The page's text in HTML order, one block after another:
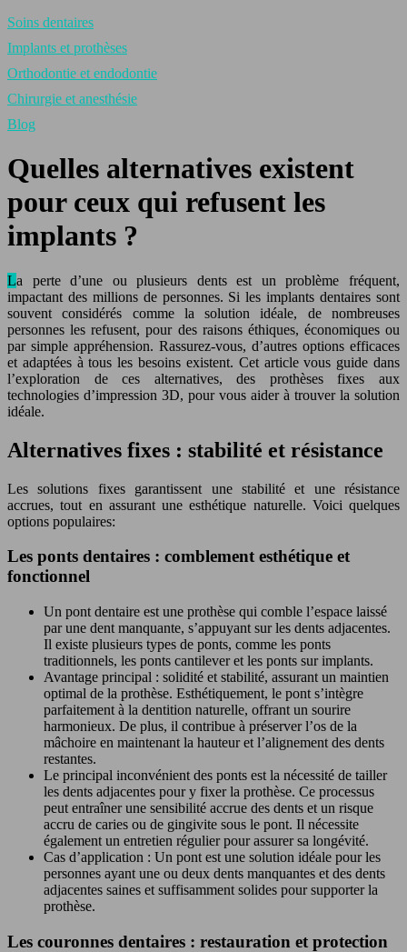
Soins dentaires
Implants et prothèses
Orthodontie et endodontie
Chirurgie et anesthésie
Blog
Quelles alternatives existent
pour ceux qui refusent les
implants ?
La perte d’une ou plusieurs dents est un problème fréquent,
impactant des millions de personnes. Si les implants dentaires sont
souvent considérés comme la solution idéale, de nombreuses
personnes les refusent, pour des raisons éthiques, économiques ou
par simple appréhension. Rassurez-vous, d’autres options efficaces
et adaptées à tous les besoins existent. Cet article vous guide dans
l’exploration de ces alternatives, des prothèses fixes aux
technologies d’impression 3D, pour vous aider à trouver la solution
idéale.
Alternatives fixes : stabilité et résistance
Les solutions fixes garantissent une stabilité et une résistance
accrues, tout en assurant une esthétique naturelle. Voici quelques
options populaires:
Les ponts dentaires : comblement esthétique et
fonctionnel
Un pont dentaire est une prothèse qui comble l’espace laissé
par une dent manquante, s’appuyant sur les dents adjacentes.
Il existe plusieurs types de ponts, comme les ponts
traditionnels, les ponts cantilever et les ponts sur implants.
Avantage principal : solidité et stabilité, assurant un maintien
optimal de la prothèse. Esthétiquement, le pont s’intègre
parfaitement à la dentition naturelle, offrant un sourire
harmonieux. De plus, il contribue à préserver l’os de la
mâchoire en maintenant la hauteur et l’alignement des dents
restantes.
Le principal inconvénient des ponts est la nécessité de tailler
les dents adjacentes pour y fixer la prothèse. Ce processus
peut entraîner une sensibilité accrue des dents et un risque
accru de caries ou de gingivite sous le pont. Il nécessite
également un entretien régulier pour assurer sa longévité.
Cas d’application : Un pont est une solution idéale pour les
personnes ayant une ou deux dents manquantes et des dents
adjacentes saines et suffisamment solides pour supporter la
prothèse.
Les couronnes dentaires : restauration et protection